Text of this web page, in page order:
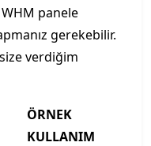
panele
gerekebilir.
verdiğim
ÖRNEK
KULLANIM